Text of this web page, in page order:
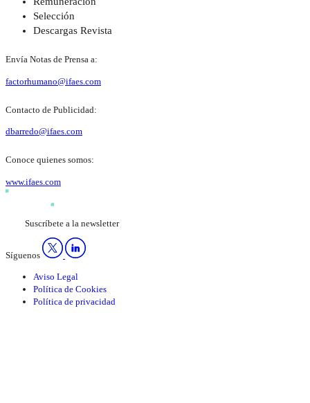
Selección
Descargas Revista
Envía Notas de Prensa a:
factorhumano@ifaes.com
Contacto de Publicidad:
dbarredo@ifaes.com
Conoce quienes somos:
www.ifaes.com
Suscríbete a la newsletter
Síguenos
Aviso Legal
Política de Cookies
Política de privacidad